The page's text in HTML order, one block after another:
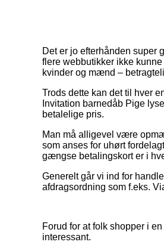
Det er jo efterhånden super
flere webbutikker ikke
kvinder og mænd –
Trods dette kan det til hver
Invitation barnedåb Pige
betalelige pris.
Man må alligevel være
som anses for uhørt
gængse betalingskort er i
Generelt går vi ind for
afdragsordning som f.eks.
Forud for at folk shopper i
interessant.